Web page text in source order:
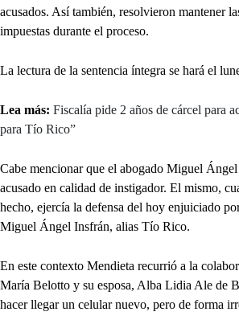
acusados. Así también, resolvieron mantener
impuestas durante el proceso.
La lectura de la sentencia íntegra se hará el
Lea más: Fiscalía pide 2 años de cárcel para
para Tío Rico”
Cabe mencionar que el abogado Miguel
acusado en calidad de instigador. El mismo,
hecho, ejercía la defensa del hoy enjuiciado
Miguel Ángel Insfrán, alias Tío Rico.
En este contexto Mendieta recurrió a la
María Belotto y su esposa, Alba Lidia Ale de
hacer llegar un celular nuevo, pero de forma